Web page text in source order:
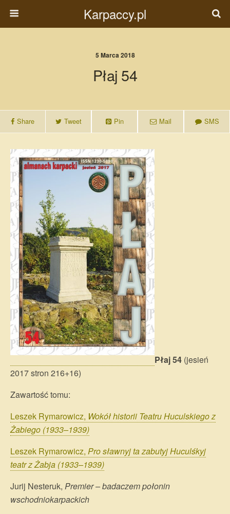
Karpaccy.pl
5 Marca 2018
Płaj 54
Share Tweet Pin Mail SMS
Płaj 54 (jesień
2017 stron 216+16)
Zawartość tomu:
Leszek Rymarowicz, Wokół historii Teatru Huculskiego z
Żabiego (1933–1939)
Leszek Rymarowicz, Pro sławnyj ta zabutyj Huculśkyj
teatr z Żabja (1933–1939)
Jurij Nesteruk, Premier – badaczem połonin
wschodniokarpackich